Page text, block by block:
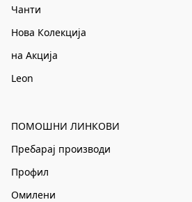
Чанти
Нова Колекција
на Акција
Leon
ПОМОШНИ ЛИНКОВИ
Пребарај производи
Профил
Омилени